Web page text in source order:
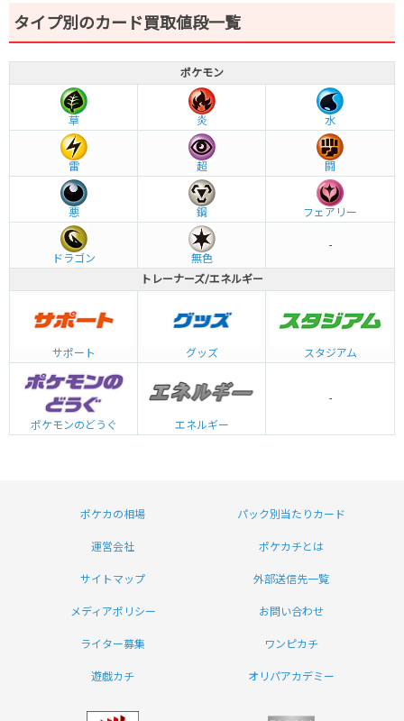
タイプ別のカード買取値段一覧
ポケモン
草 炎 水
雷 超 闘
悪 鋼 フェアリー
ドラゴン 無色
-
トレーナーズ/エネルギー
サポート グッズ スタジアム
ポケモンのどうぐ エネルギー
-
ポケカの相場 パック別当たりカード
運営会社 ポケカチとは
サイトマップ 外部送信先一覧
メディアポリシー お問い合わせ
ライター募集 ワンピカチ
遊戯カチ オリパアカデミー